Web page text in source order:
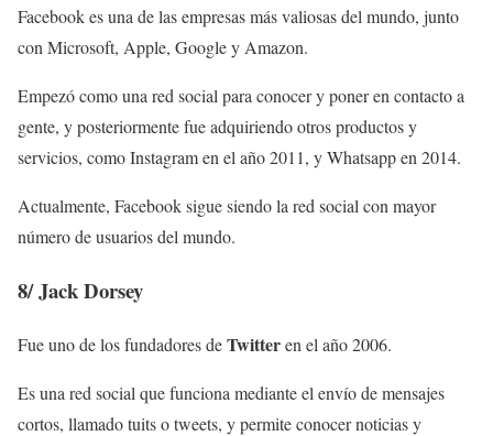
Facebook es una de las empresas más valiosas del mundo, junto
con Microsoft, Apple, Google y Amazon.
Empezó como una red social para conocer y poner en contacto a
gente, y posteriormente fue adquiriendo otros productos y
servicios, como Instagram en el año 2011, y Whatsapp en 2014.
Actualmente, Facebook sigue siendo la red social con mayor
número de usuarios del mundo.
8/Jack Dorsey
Fue uno de los fundadores deTwitteren el año 2006.
Es una red social que funciona mediante el envío de mensajes
cortos, llamado tuits o tweets, y permite conocer noticias y